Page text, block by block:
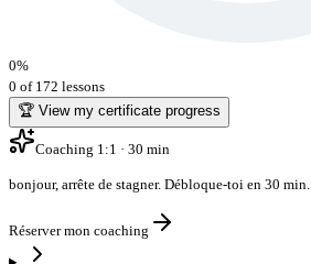
0%
0 of 172 lessons
🏆 View my certificate progress
Coaching 1:1 · 30 min
bonjour, arrête de stagner. Débloque-toi en 30 min.
Réserver mon coaching